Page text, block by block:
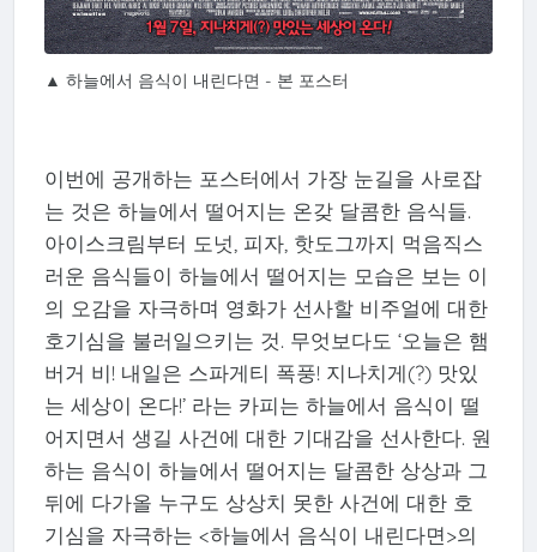
▲ 하늘에서 음식이 내린다면 - 본 포스터
이번에 공개하는 포스터에서 가장 눈길을 사로잡
는 것은 하늘에서 떨어지는 온갖 달콤한 음식들.
아이스크림부터 도넛, 피자, 핫도그까지 먹음직스
러운 음식들이 하늘에서 떨어지는 모습은 보는 이
의 오감을 자극하며 영화가 선사할 비주얼에 대한
호기심을 불러일으키는 것. 무엇보다도 ‘오늘은 햄
버거 비! 내일은 스파게티 폭풍! 지나치게(?) 맛있
는 세상이 온다!’ 라는 카피는 하늘에서 음식이 떨
어지면서 생길 사건에 대한 기대감을 선사한다. 원
하는 음식이 하늘에서 떨어지는 달콤한 상상과 그
뒤에 다가올 누구도 상상치 못한 사건에 대한 호
기심을 자극하는 <하늘에서 음식이 내린다면>의